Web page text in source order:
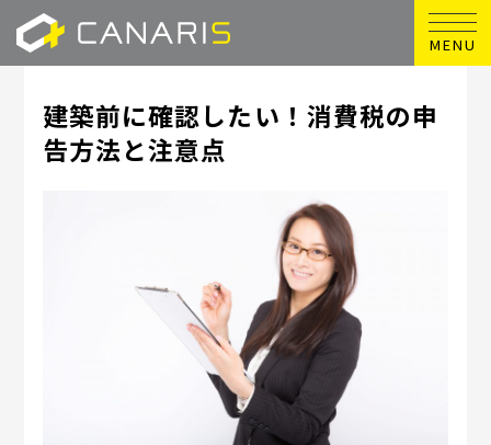
MENU
建築前に確認したい！消費税の申
告方法と注意点